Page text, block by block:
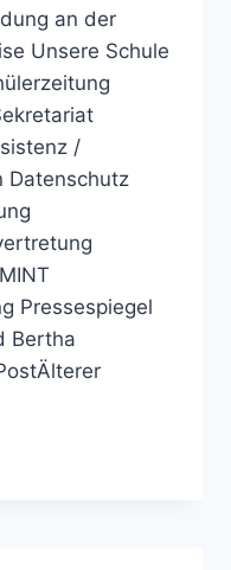
an der
Unsere Schule
/
Datenschutz
Pressespiegel
Bertha